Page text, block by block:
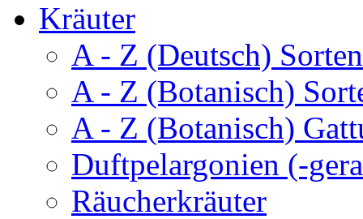
Kräuter
A - Z (Deutsch)
A - Z (Botanisch)
A - Z (Botanisch)
Duftpelargonien (-
Räucherkräuter